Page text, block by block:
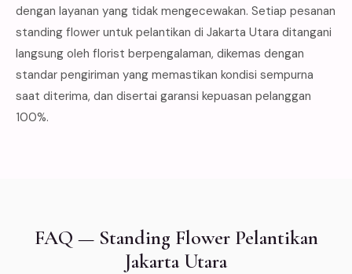
dengan layanan yang tidak mengecewakan. Setiap pesanan
standing flower untuk pelantikan di Jakarta Utara ditangani
langsung oleh florist berpengalaman, dikemas dengan
standar pengiriman yang memastikan kondisi sempurna
saat diterima, dan disertai garansi kepuasan pelanggan
100%.
FAQ — Standing Flower Pelantikan
Jakarta Utara